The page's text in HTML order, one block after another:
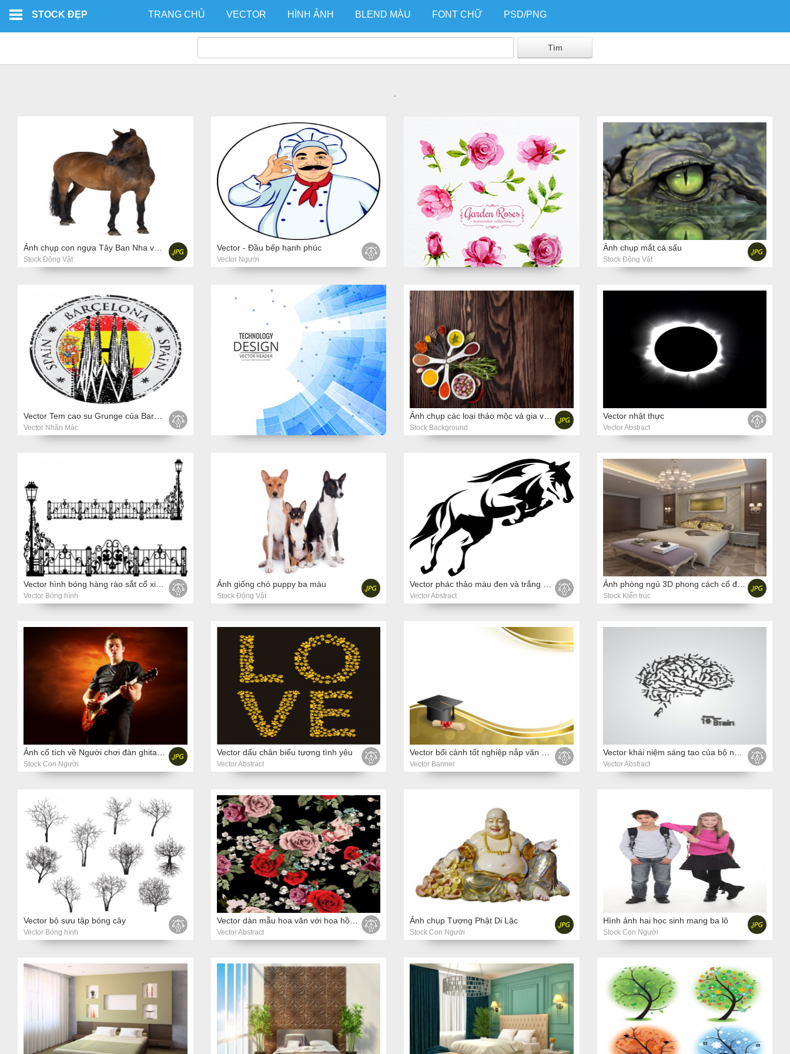
STOCK ĐẸP TRANG CHỦ VECTOR HÌNH ẢNH BLEND MÀU FONT CHỮ PSD/PNG
Stock Động Vật
Vector - Đầu bếp hạnh phúc
Vector Người
Ảnh chụp mắt cá sấu
Stock Động Vật
Vector Nhãn Mác Stock Background
Vector nhật thực
Vector Abstract
Vector Bóng hình
Ảnh giống chó puppy ba màu
Stock Động Vật Vector Abstract
Ảnh phòng ngủ 3D phong cách cổ điển
Stock Kiến trúc
Stock Con Người
Vector dấu chân biểu tượng tình yêu
Vector Abstract Vector Banner Vector Abstract
Vector bộ sưu tập bóng cây
Vector Bóng hình
Vector dàn mẫu hoa văn với hoa hồng đỏ và hồng trên nền màu đen
Vector Abstract
Ảnh chụp Tượng Phật Di Lặc
Stock Con Người
Hình ảnh hai học sinh mang ba lô
Stock Con Người